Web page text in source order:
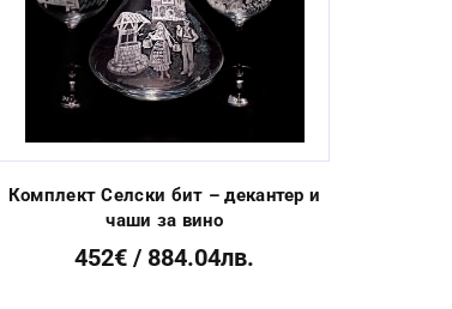
Комплект Селски бит – декантер и
чаши за вино
452€ / 884.04лв.